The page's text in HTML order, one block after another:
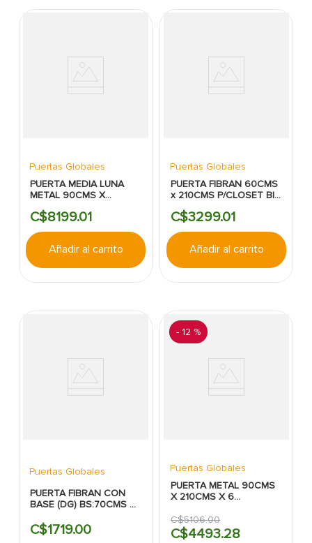
Puertas Globales
PUERTA MEDIA LUNA
METAL 90CMS X
C$8199.01
Añadir al carrito
Puertas Globales
PUERTA FIBRAN 60CMS
x 210CMS P/CLOSET BI-
C$3299.01
Añadir al carrito
Puertas Globales
PUERTA FIBRAN CON
BASE (DG) BS:70CMS X
210CMS:2TABLEROS:INTERIORES
C$1719.00
- 12 %
Puertas Globales
PUERTA METAL 90CMS
X 210CMS X 6
C$5106.00
C$4493.28